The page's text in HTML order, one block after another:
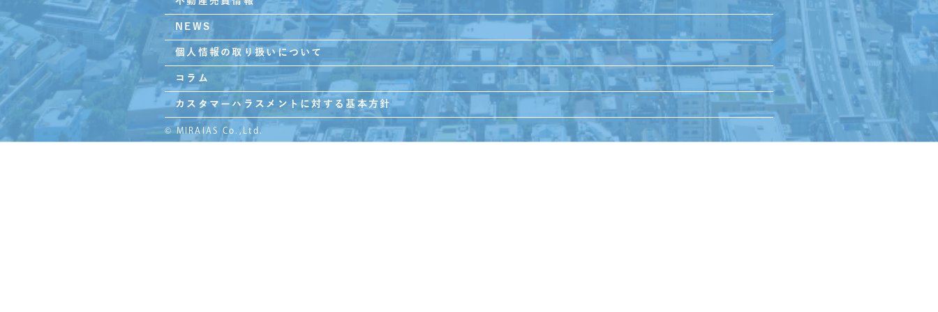
NEWS
個人情報の取り扱いについて
コラム
カスタマーハラスメントに対する基本方針
© MIRAIAS Co.,Ltd.